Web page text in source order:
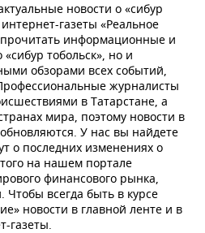
новости о «сибур
газеты «Реальное
информационные и
тобольск», но и
обзорами всех событий,
журналисты
в Татарстане, а
мира, поэтому новости в
У нас вы найдете
о последних изменениях о
на нашем портале
финансового рынка,
всегда быть в курсе
новости в главной ленте и в
газеты.